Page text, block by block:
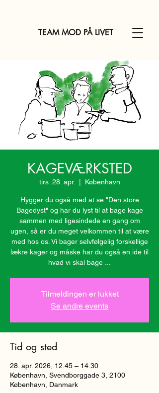
TEAM MOD PÅ LIVET
KAGEVÆRKSTED
tirs. 28. apr. København
Hygger du også med at se "Den store
Bagedyst" og har du lyst til at bage kage
sammen med ligesindede en gang om
ugen, så er du meget velkommen til at være
med hos os. Vi bager selvfølgelig forskellige
lækre kager og måske har du også en ide til
hvad vi skal bage ...
Tilmeldingen er lukket
Se andre events
Tid og sted
28. apr. 2026, 12.45 – 14.30
København, Svendborggade 3, 2100
København, Danmark